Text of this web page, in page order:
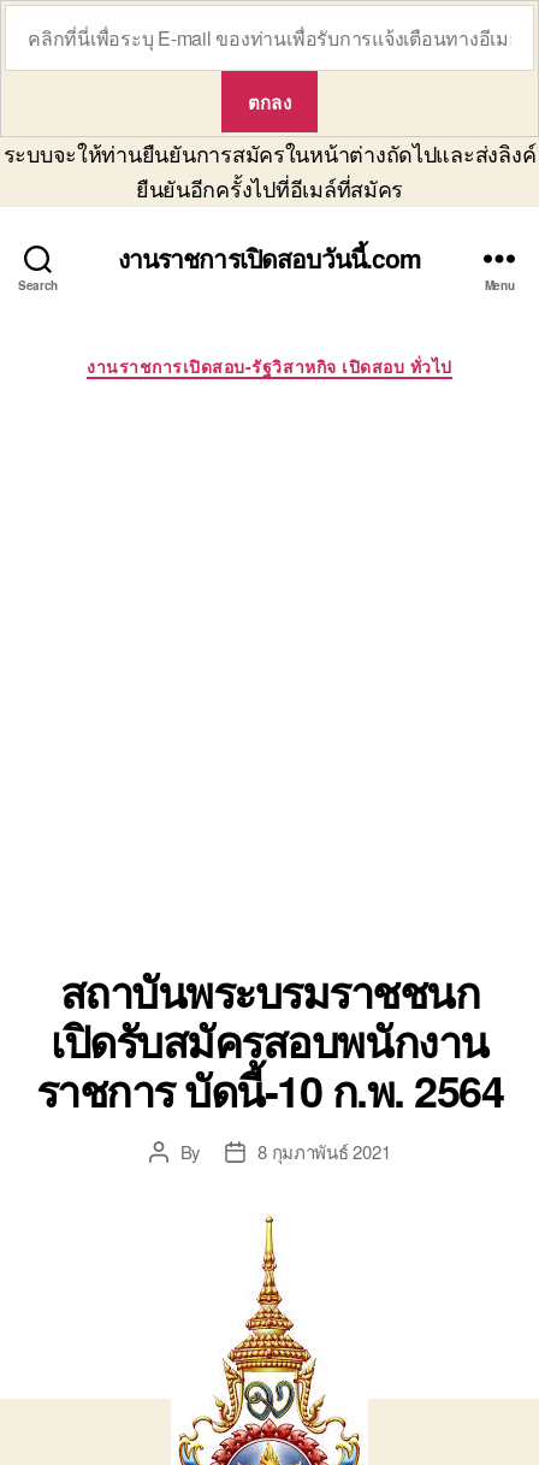
ระบบจะให้ท่านยืนยันการสมัครในหน้าต่างถัดไปและส่งลิงค์
ยืนยันอีกครั้งไปที่อีเมล์ที่สมัคร
Search
งานราชการเปิดสอบวันนี้.com
Menu
Categories
งานราชการเปิดสอบ-รัฐวิสาหกิจ เปิดสอบ ทั่วไป
สถาบันพระบรมราชชนก
เปิดรับสมัครสอบพนักงาน
ราชการ บัดนี้-10 ก.พ. 2564
PostBy
Post8 กุมภาพันธ์ 2021